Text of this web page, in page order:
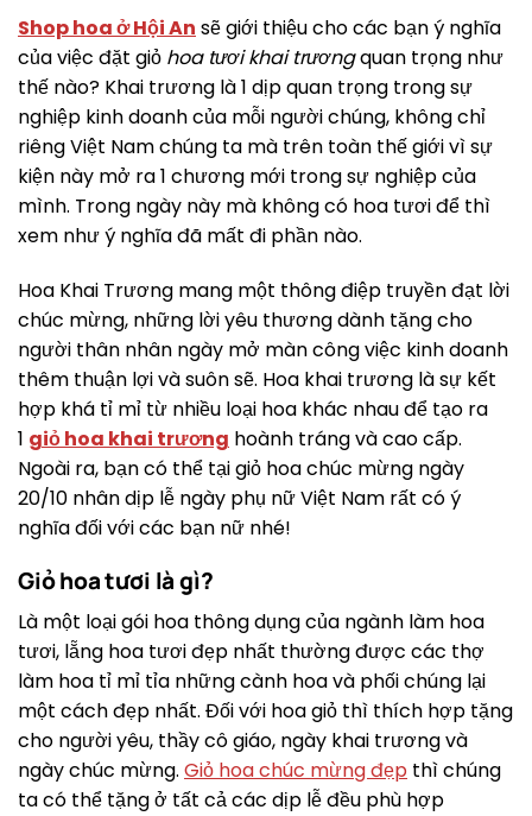
Shop hoa ở Hội An sẽ giới thiệu cho các bạn ý nghĩa
của việc đặt giỏ hoa tươi khai trươngquan trọng như
thế nào? Khai trương là 1 dịp quan trọng trong sự
nghiệp kinh doanh của mỗi người chúng, không chỉ
riêng Việt Nam chúng ta mà trên toàn thế giới vì sự
kiện này mở ra 1 chương mới trong sự nghiệp của
mình. Trong ngày này mà không có hoa tươi để thì
xem như ý nghĩa đã mất đi phần nào.
Hoa Khai Trương mang một thông điệp truyền đạt lời
chúc mừng, những lời yêu thương dành tặng cho
người thân nhân ngày mở màn công việc kinh doanh
thêm thuận lợi và suôn sẽ. Hoa khai trương là sự kết
hợp khá tỉ mỉ từ nhiều loại hoa khác nhau để tạo ra
1 giỏ hoa khai trương hoành tráng và cao cấp.
Ngoài ra, bạn có thể tại giỏ hoa chúc mừng ngày
20/10 nhân dịp lễ ngày phụ nữ Việt Nam rất có ý
nghĩa đối với các bạn nữ nhé!
Giỏ hoa tươi là gì?
Là một loại gói hoa thông dụng của ngành làm hoa
tươi, lẵng hoa tươi đẹp nhất thường được các thợ
làm hoa tỉ mỉ tỉa những cành hoa và phối chúng lại
một cách đẹp nhất. Đối với hoa giỏ thì thích hợp tặng
cho người yêu, thầy cô giáo, ngày khai trương và
ngày chúc mừng. Giỏ hoa chúc mừng đẹp thì chúng
ta có thể tặng ở tất cả các dịp lễ đều phù hợp